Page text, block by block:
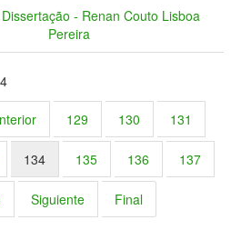
- Renan Couto Lisboa
Pereira
129 130 131
134 135 136 137
Siguiente Final